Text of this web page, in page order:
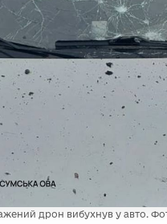
дрон вибухнув у авто.